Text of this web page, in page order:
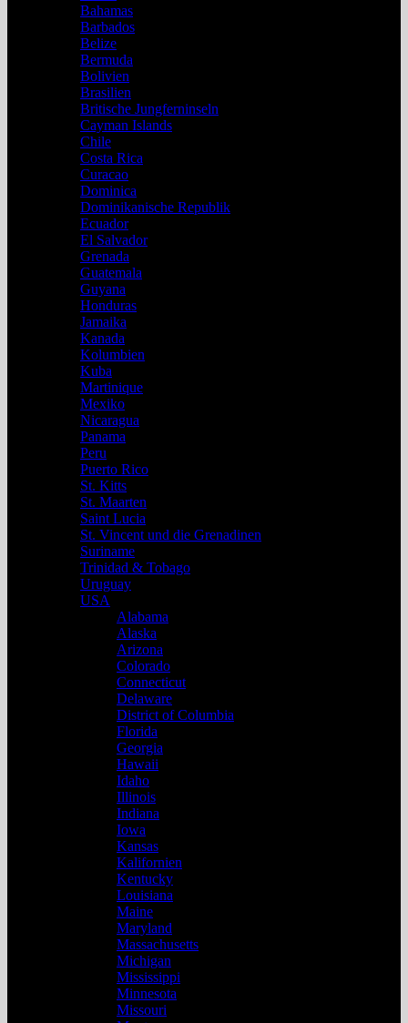
Bahamas
Barbados
Belize
Bermuda
Bolivien
Brasilien
Britische Jungferninseln
Cayman Islands
Chile
Costa Rica
Curacao
Dominica
Dominikanische Republik
Ecuador
El Salvador
Grenada
Guatemala
Guyana
Honduras
Jamaika
Kanada
Kolumbien
Kuba
Martinique
Mexiko
Nicaragua
Panama
Peru
Puerto Rico
St. Kitts
St. Maarten
Saint Lucia
St. Vincent und die Grenadinen
Suriname
Trinidad & Tobago
Uruguay
USA
Alabama
Alaska
Arizona
Colorado
Connecticut
Delaware
District of Columbia
Florida
Georgia
Hawaii
Idaho
Illinois
Indiana
Iowa
Kansas
Kalifornien
Kentucky
Louisiana
Maine
Maryland
Massachusetts
Michigan
Mississippi
Minnesota
Missouri